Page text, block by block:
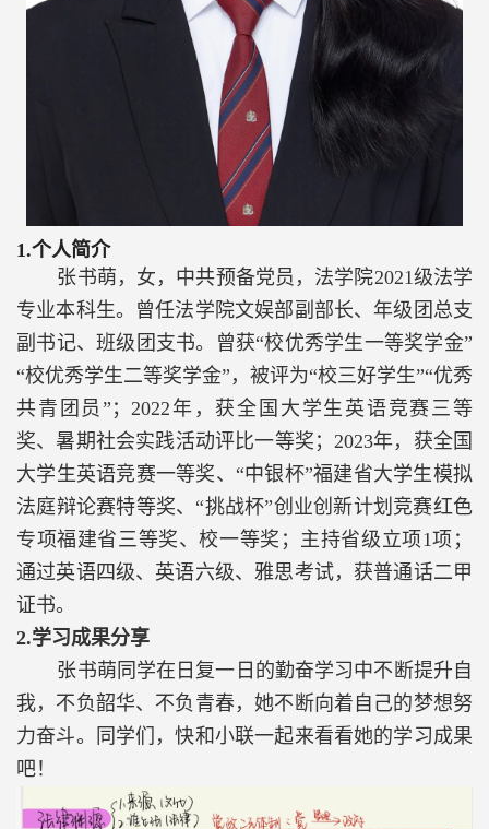
1.个人简介
张书萌，女，中共预备党员，法学院2021级法学
专业本科生。曾任法学院文娱部副部长、年级团总支
副书记、班级团支书。曾获“校优秀学生一等奖学金”
“校优秀学生二等奖学金”，被评为“校三好学生”“优秀
共青团员”； 2022年，获全国大学生英语竞赛三等
奖、暑期社会实践活动评比一等奖； 2023年，获全国
大学生英语竞赛一等奖、“中银杯”福建省大学生模拟
法庭辩论赛特等奖、“挑战杯”创业创新计划竞赛红色
专项福建省三等奖、校一等奖；主持省级立项1项；
通过英语四级、英语六级、雅思考试，获普通话二甲
证书。
2.学习成果分享
张书萌同学在日复一日的勤奋学习中不断提升自
我，不负韶华、不负青春，她不断向着自己的梦想努
力奋斗。同学们，快和小联一起来看看她的学习成果
吧！